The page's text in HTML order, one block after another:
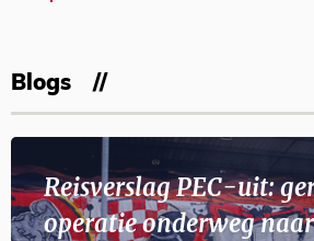
Blogs
Reisverslag PEC-uit:
operatie onderweg naar